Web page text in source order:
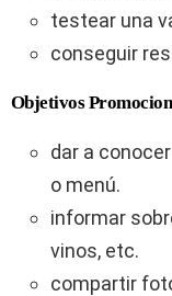
testear una
conseguir
Objetivos
dar a
o menú.
informar
vinos, etc.
compartir